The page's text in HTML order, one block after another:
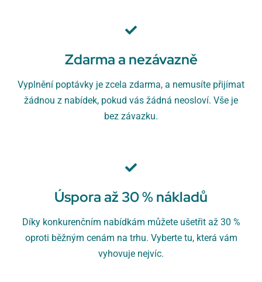
Zdarma a nezávazně
Vyplnění poptávky je zcela zdarma, a nemusíte přijímat
žádnou z nabídek, pokud vás žádná neosloví. Vše je
bez závazku.
Úspora až 30 % nákladů
Díky konkurenčním nabídkám můžete ušetřit až 30 %
oproti běžným cenám na trhu. Vyberte tu, která vám
vyhovuje nejvíc.